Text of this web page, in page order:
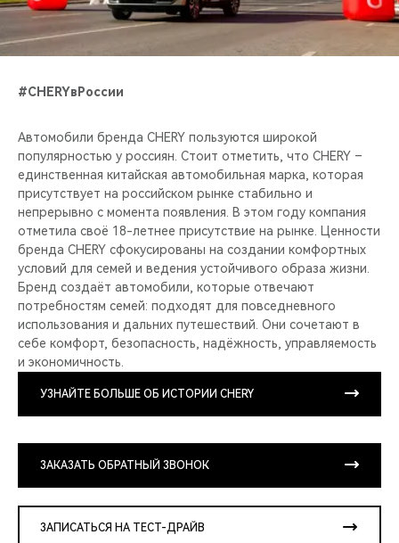
#CHERYвРоссии
Автомобили бренда CHERY пользуются широкой
популярностью у россиян. Стоит отметить, что CHERY –
единственная китайская автомобильная марка, которая
присутствует на российском рынке стабильно и
непрерывно с момента появления. В этом году компания
отметила своё 18-летнее присутствие на рынке. Ценности
бренда CHERY сфокусированы на создании комфортных
условий для семей и ведения устойчивого образа жизни.
Бренд создаёт автомобили, которые отвечают
потребностям семей: подходят для повседневного
использования и дальних путешествий. Они сочетают в
себе комфорт, безопасность, надёжность, управляемость
и экономичность.
УЗНАЙТЕ БОЛЬШЕ ОБ ИСТОРИИ CHERY
ЗАКАЗАТЬ ОБРАТНЫЙ ЗВОНОК
ЗАПИСАТЬСЯ НА ТЕСТ-ДРАЙВ